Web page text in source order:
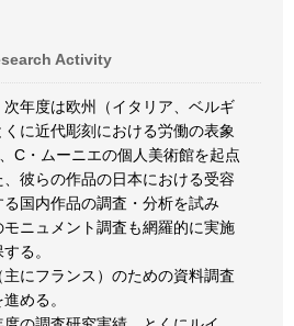
Activity
年度は欧州（イタリア、ベルギ
に近代彫刻における労働の表象
C・ムーニエの個人美術館を起点
彼らの作品の日本における受容
国内作品の調査・分析を試み
ニュメント調査も網羅的に実施
る。
にフランス）のための資料調査
める。